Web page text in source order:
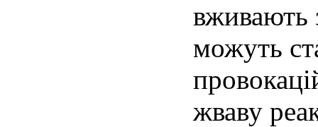
вживають
можуть
жваву